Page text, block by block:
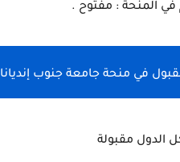
في المنحة : مفتوح .
في منحة جامعة جنوب إنديانا 2022
الدول مقبولة